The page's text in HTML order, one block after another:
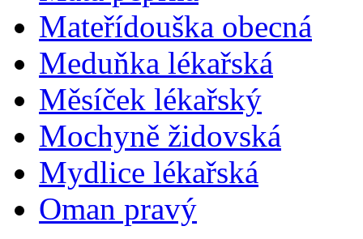
Mateřídouška obecná
Meduňka lékařská
Měsíček lékařský
Mochyně židovská
Mydlice lékařská
Oman pravý